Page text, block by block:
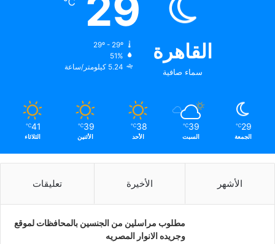
القاهرة
سماء صافية
29º - 29º
51%
5.24 كيلومتر/ساعة
29
℃
الجمعة
39
℃
السبت
38
℃
الأحد
39
℃
الأثنين
41
℃
الثلاثاء
الأشهر الأخيرة تعليقات
مطلوب مراسلين من الجنسين بالمحافظات لموقع
وجريده الانوار المصريه